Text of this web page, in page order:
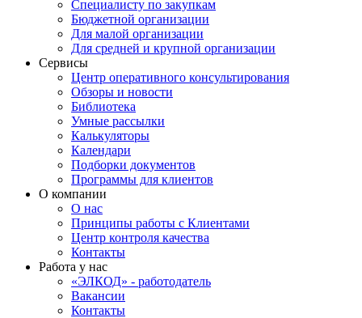
Специалисту по закупкам
Бюджетной организации
Для малой организации
Для средней и крупной организации
Сервисы
Центр оперативного консультирования
Обзоры и новости
Библиотека
Умные рассылки
Калькуляторы
Календари
Подборки документов
Программы для клиентов
О компании
О нас
Принципы работы с Клиентами
Центр контроля качества
Контакты
Работа у нас
«ЭЛКОД» - работодатель
Вакансии
Контакты